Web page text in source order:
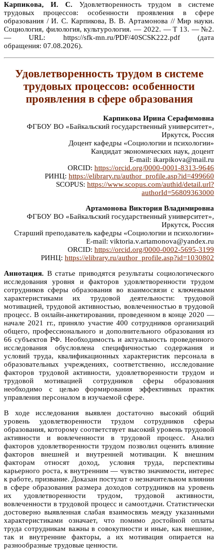
Карпикова, И. С. Удовлетворенность трудом в системе
трудовых процессов: особенности проявления в сфере
образования / И. С. Карпикова, В. В. Артамонова // Мир науки.
Социология, филология, культурология. — 2022. — Т 13. — №2.
— URL: https://sfk-mn.ru/PDF/40SCSK222.pdf (дата
обращения: 07.08.2026).
Удовлетворенность трудом в системе
трудовых процессов: особенности
проявления в сфере образования
Карпикова Ирина Серафимовна
ФГБОУ ВО «Байкальский государственный университет»,
Иркутск, Россия
Доцент кафедры «Социологии и психологии»
Кандидат экономических наук, доцент
E-mail: ikarpikova@mail.ru
ORCID: https://orcid.org/0000-0001-8313-9646
РИНЦ: https://elibrary.ru/author_profile.asp?id=499660
SCOPUS: https://www.scopus.com/authid/detail.url?
authorId=56809363000
Артамонова Виктория Владимировна
ФГБОУ ВО «Байкальский государственный университет»,
Иркутск, Россия
Старший преподаватель кафедры «Социологии и психологии»
E-mail: viktoria.v.artamonova@yandex.ru
ORCID: https://orcid.org/0000-0002-5695-3199
РИНЦ: https://elibrary.ru/author_profile.asp?id=1030802
Аннотация. В статье приводятся результаты социологического
исследования уровня и факторов удовлетворенности трудом
сотрудников сферы образования во взаимосвязи с ключевыми
характеристиками их трудовой деятельности: трудовой
мотивацией, трудовой активностью, вовлеченностью в трудовой
процесс. В онлайн-анкетировании, проведенном в конце 2020 —
начале 2021 гг., приняло участие 400 сотрудников организаций
общего, профессионального и дополнительного образования из
66 субъектов РФ. Необходимость и актуальность проведенного
исследования обусловлена специфичностью содержания и
условий труда, квалификационных характеристик персонала в
образовательных учреждениях, соответственно, исследование
факторов трудовой активности, удовлетворенности трудом и
трудовой мотивацией сотрудников сферы образования
необходимо с целью формирования эффективных практик
управления персоналом в изучаемой сфере.
В ходе исследования выявлен достаточно высокий общий
уровень удовлетворенности трудом сотрудников сферы
образования, которому соответствует высокий уровень трудовой
активности и вовлеченности в трудовой процесс. Анализ
факторов удовлетворенности трудом позволил оценить влияние
факторов внешней и внутренней мотивации. К внешним
факторам относят доход, условия труда, перспективы
карьерного роста, к внутренним — чувство значимости, интерес
к работе, призвание. Доказан постулат о незначительном влиянии
в сфере образования размера доходов сотрудников на уровень
их удовлетворенности трудом, трудовой активности,
вовлеченности в трудовой процесс и самоотдачи. Статистически
достоверно выявленная слабая взаимосвязь между указанными
характеристиками означает, что помимо достойной оплаты
труда сотрудникам важны в совокупности и иные, как внешние,
так и внутренние факторы, а их мотивация опирается на
разнообразные трудовые ценности.